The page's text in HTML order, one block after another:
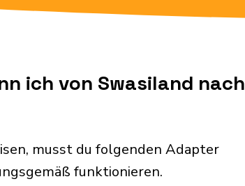
ich von Swasiland nach
musst du folgenden Adapter
funktionieren.